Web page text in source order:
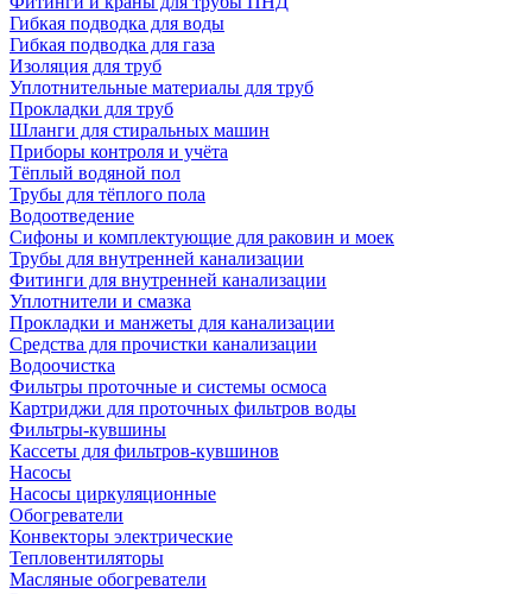
Гибкая подводка для воды
Гибкая подводка для газа
Изоляция для труб
Уплотнительные материалы для труб
Прокладки для труб
Шланги для стиральных машин
Приборы контроля и учёта
Тёплый водяной пол
Трубы для тёплого пола
Водоотведение
Сифоны и комплектующие для раковин и моек
Трубы для внутренней канализации
Фитинги для внутренней канализации
Уплотнители и смазка
Прокладки и манжеты для канализации
Средства для прочистки канализации
Водоочистка
Фильтры проточные и системы осмоса
Картриджи для проточных фильтров воды
Фильтры-кувшины
Кассеты для фильтров-кувшинов
Насосы
Насосы циркуляционные
Обогреватели
Конвекторы электрические
Тепловентиляторы
Масляные обогреватели